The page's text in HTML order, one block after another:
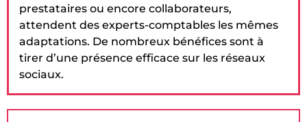
prestataires ou encore collaborateurs,
attendent des experts-comptables les mêmes
adaptations. De nombreux bénéfices sont à
tirer d’une présence efficace sur les réseaux
sociaux.